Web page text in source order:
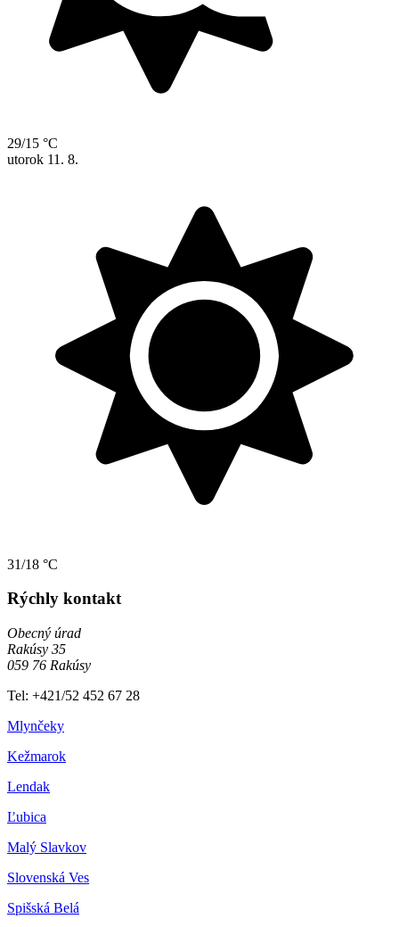
29/15 °C
utorok 11. 8.
31/18 °C
Rýchly kontakt
Obecný úrad
Rakúsy 35
059 76 Rakúsy
Tel: +421/52 452 67 28
Mlynčeky
Kežmarok
Lendak
Ľubica
Malý Slavkov
Slovenská Ves
Spišská Belá